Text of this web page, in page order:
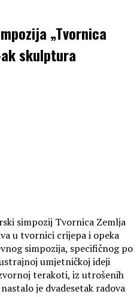
„Tvornica
skulptura
simpozij Tvornica Zemlja
u tvornici crijepa i opeka
simpozija, specifičnog po
umjetničkoj ideji
terakoti, iz utrošenih
je dvadesetak radova